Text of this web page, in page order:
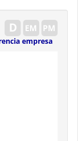
empresa